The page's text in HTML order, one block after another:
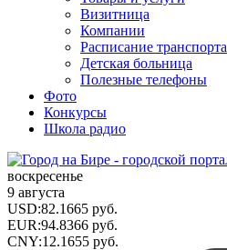
Визитница
Компании
Расписание транспорта
Детская больница
Полезные телефоны
Фото
Конкурсы
Школа радио
воскресенье
9 августа
USD:82.1665 руб.
EUR:94.8366 руб.
CNY:12.1655 руб.